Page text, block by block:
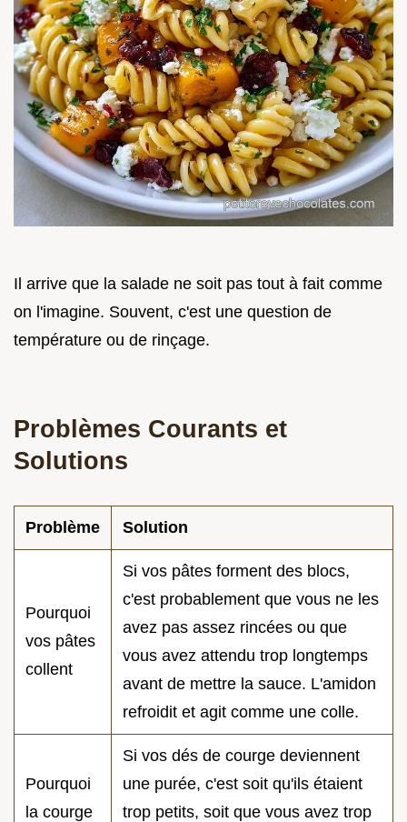
Il arrive que la salade ne soit pas tout à fait comme
on l'imagine. Souvent, c'est une question de
température ou de rinçage.
Problèmes Courants et
Solutions
Problème Solution
Pourquoi
vos pâtes
collent
Si vos pâtes forment des blocs,
c'est probablement que vous ne les
avez pas assez rincées ou que
vous avez attendu trop longtemps
avant de mettre la sauce. L'amidon
refroidit et agit comme une colle.
Pourquoi
la courge
Si vos dés de courge deviennent
une purée, c'est soit qu'ils étaient
trop petits, soit que vous avez trop